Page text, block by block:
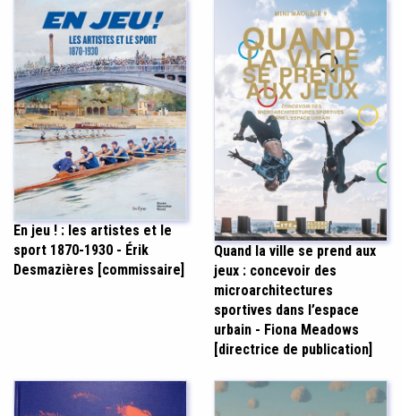
En jeu ! : les artistes et le
sport 1870-1930 - Érik
Desmazières [commissaire]
Quand la ville se prend aux
jeux : concevoir des
microarchitectures
sportives dans l’espace
urbain - Fiona Meadows
[directrice de publication]